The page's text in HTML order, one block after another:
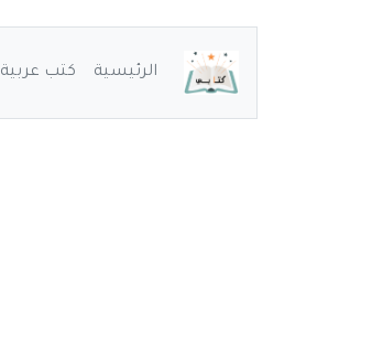
الرئيسية كتب عربية pdf